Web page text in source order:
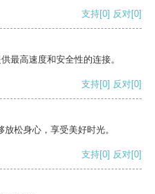
支持[0] 反对[0]
最高速度和安全性的连接。
支持[0] 反对[0]
松身心，享受美好时光。
支持[0] 反对[0]